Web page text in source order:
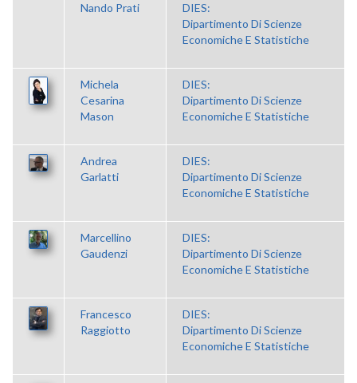
Nando Prati
DIES:
Dipartimento Di Scienze
Economiche E Statistiche
Michela
Cesarina
Mason
DIES:
Dipartimento Di Scienze
Economiche E Statistiche
Andrea
Garlatti
DIES:
Dipartimento Di Scienze
Economiche E Statistiche
Marcellino
Gaudenzi
DIES:
Dipartimento Di Scienze
Economiche E Statistiche
Francesco
Raggiotto
DIES:
Dipartimento Di Scienze
Economiche E Statistiche